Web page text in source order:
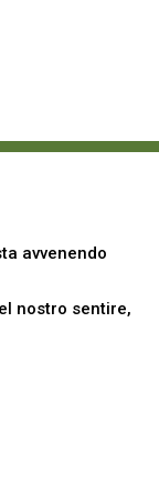
avvenendo
nostro sentire,